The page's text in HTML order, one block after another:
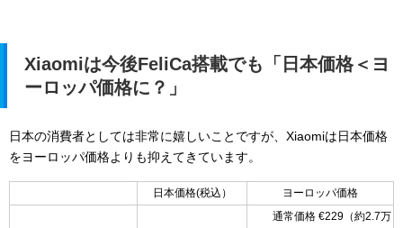
Xiaomiは今後FeliCa搭載でも「日本価格＜ヨ
ーロッパ価格に？」
日本の消費者としては非常に嬉しいことですが、Xiaomiは日本価格
をヨーロッパ価格よりも抑えてきています。
日本価格(税込） ヨーロッパ価格
通常価格 €229（約2.7万